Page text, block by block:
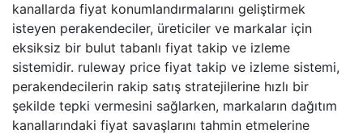
kanallarda fiyat konumlandırmalarını geliştirmek
isteyen perakendeciler, üreticiler ve markalar için
eksiksiz bir bulut tabanlı fiyat takip ve izleme
sistemidir. ruleway price fiyat takip ve izleme sistemi,
perakendecilerin rakip satış stratejilerine hızlı bir
şekilde tepki vermesini sağlarken, markaların dağıtım
kanallarındaki fiyat savaşlarını tahmin etmelerine